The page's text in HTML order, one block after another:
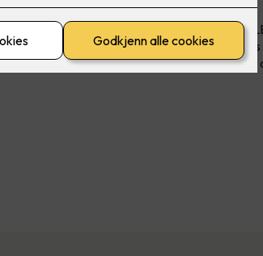
Noen av de vanligste stedene du kan benytte
garderobeskap, rundt en TV eller et speil,
utebelysning i hagen eller på terrassen - her